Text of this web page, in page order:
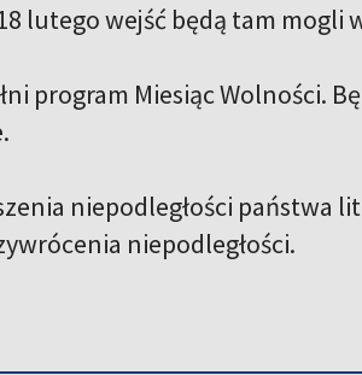
lutego wejść będą tam mogli
program Miesiąc Wolności.
niepodległości państwa
niepodległości.